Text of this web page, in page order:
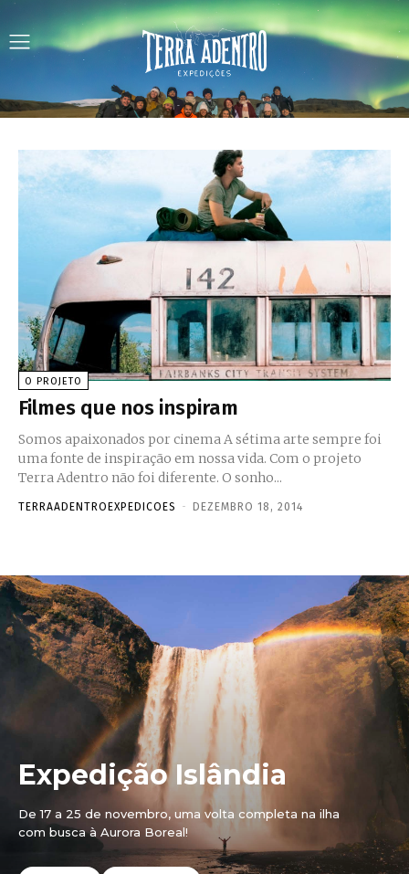
O PROJETO
Filmes que nos inspiram
Somos apaixonados por cinema A sétima arte sempre foi
uma fonte de inspiração em nossa vida. Com o projeto
Terra Adentro não foi diferente. O sonho...
TERRAADENTROEXPEDICOES - DEZEMBRO 18, 2014
Expedição Islândia
De 17 a 25 de novembro, uma volta completa na ilha
com busca à Aurora Boreal!